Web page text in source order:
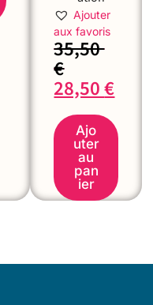
Ajouter
aux favoris
35,50
€
28,50€
Ajo
uter
au
pan
ier